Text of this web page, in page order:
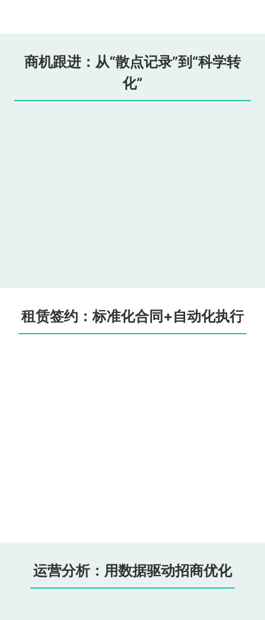
商机跟进：从“散点记录”到“科学转
化”
租赁签约：标准化合同+自动化执行
运营分析：用数据驱动招商优化